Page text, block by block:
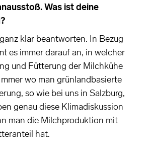
Was ist deine
klar beantworten. In Bezug
es immer darauf an, in welcher
und Fütterung der Milchkühe
wo man grünlandbasierte
so wie bei uns in Salzburg,
genau diese Klimadiskussion
man die Milchproduktion mit
hat.